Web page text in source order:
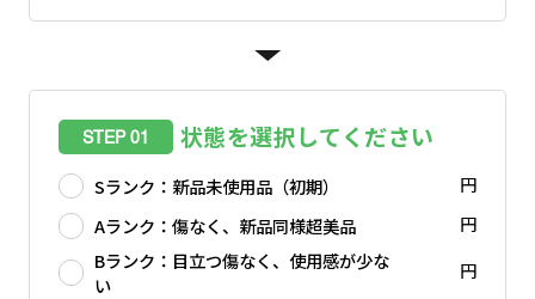
STEP 01 状態を選択してください
Sランク：新品未使用品（初期）
円
Aランク：傷なく、新品同様超美品
円
Bランク：目立つ傷なく、使用感が少な
い
円